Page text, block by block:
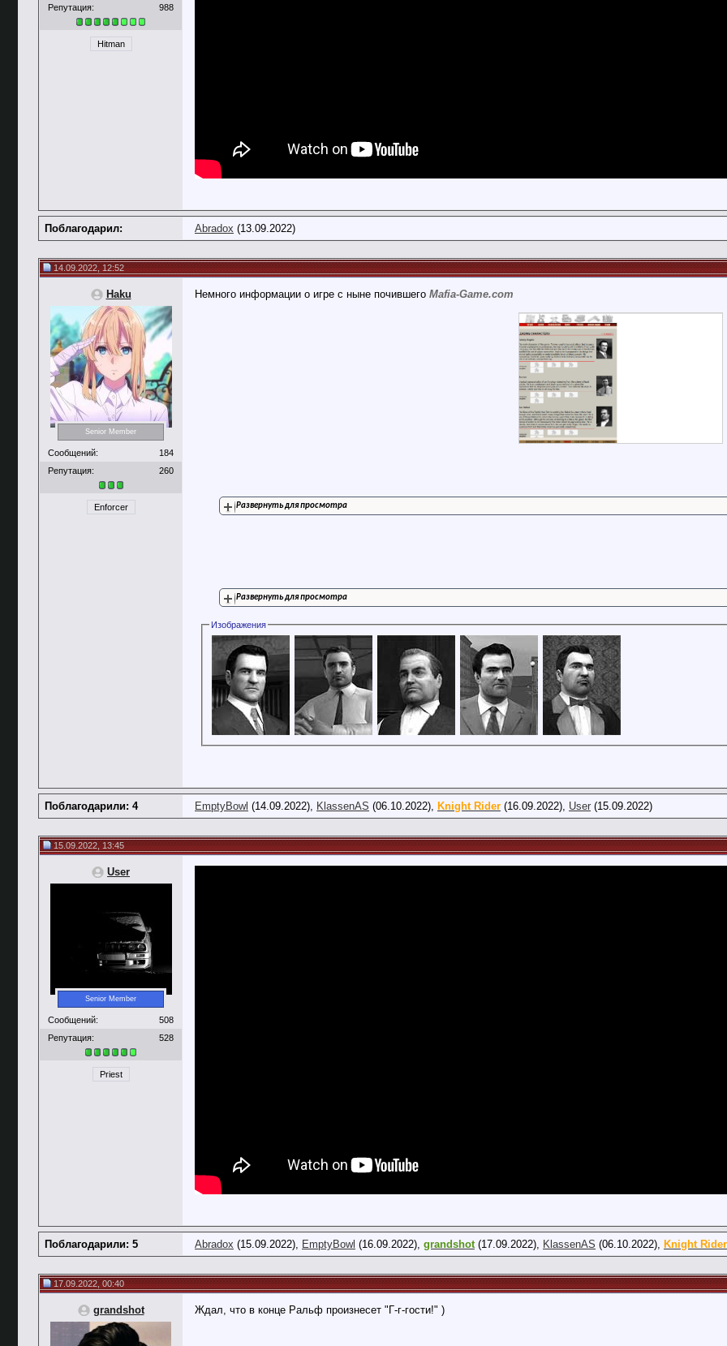
Репутация:
988
Hitman
Поблагодарил: Abradox (13.09.2022)
14.09.2022, 12:52
Haku
Senior Member
Сообщений:
184
Репутация:
260
Enforcer
Немного информации о игре с ныне почившего Mafia-Game.com
Развернуть для просмотра
Развернуть для просмотра
Изображения
Поблагодарили: 4 EmptyBowl (14.09.2022), KlassenAS (06.10.2022), Knight Rider (16.09.2022), User (15.09.2022)
15.09.2022, 13:45
User
Senior Member
Сообщений:
508
Репутация:
528
Priest
Поблагодарили: 5 Abradox (15.09.2022), EmptyBowl (16.09.2022), grandshot(17.09.2022), KlassenAS (06.10.2022), Knight Rider
17.09.2022, 00:40
grandshot Ждал, что в конце Ральф произнесет "Г-г-гости!" )